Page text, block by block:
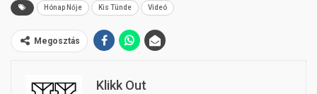
Hónap Nője Kis Tünde Videó
Megosztás
Klikk Out